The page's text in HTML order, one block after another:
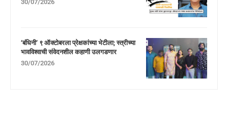
30/07/2026
‘बंधिनी’ ९ ऑक्टोबरला प्रेक्षकांच्या भेटीला; स्त्रीच्या
भावविश्वाची संवेदनशील कहाणी उलगडणार
30/07/2026